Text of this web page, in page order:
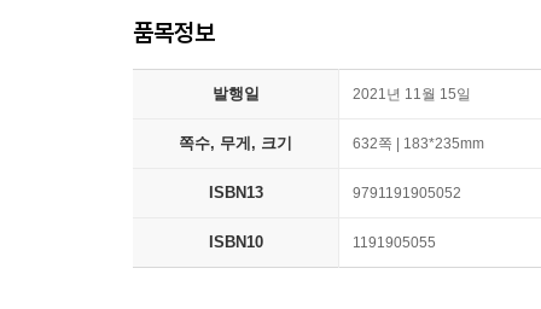
품목정보
발행일 2021년 11월 15일
쪽수, 무게, 크기 632쪽 | 183*235mm
ISBN13 9791191905052
ISBN10 1191905055